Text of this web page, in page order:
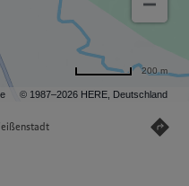
© 1987–2026 HERE, Deutschland
200 m